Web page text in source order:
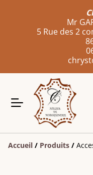
Mr
5 Rue des 2
Accueil / Produits /